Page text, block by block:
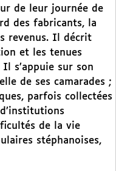
de leur journée de
des fabricants, la
revenus. Il décrit
et les tenues
s’appuie sur son
de ses camarades ;
parfois collectées
de la vie
stéphanoises,